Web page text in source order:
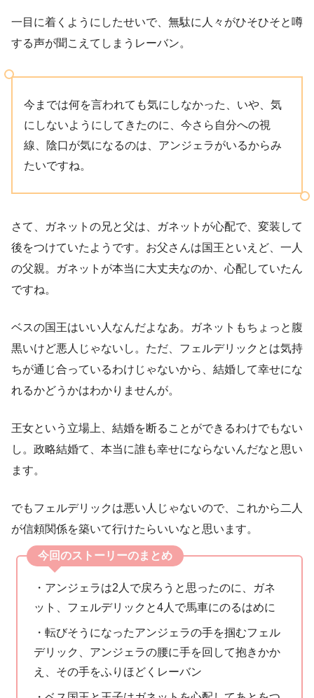
一目に着くようにしたせいで、無駄に人々がひそひそと噂
する声が聞こえてしまうレーバン。
今までは何を言われても気にしなかった、いや、気
にしないようにしてきたのに、今さら自分への視
線、陰口が気になるのは、アンジェラがいるからみ
たいですね。
さて、ガネットの兄と父は、ガネットが心配で、変装して
後をつけていたようです。お父さんは国王といえど、一人
の父親。ガネットが本当に大丈夫なのか、心配していたん
ですね。
ベスの国王はいい人なんだよなあ。ガネットもちょっと腹
黒いけど悪人じゃないし。ただ、フェルデリックとは気持
ちが通じ合っているわけじゃないから、結婚して幸せにな
れるかどうかはわかりませんが。
王女という立場上、結婚を断ることができるわけでもない
し。政略結婚て、本当に誰も幸せにならないんだなと思い
ます。
でもフェルデリックは悪い人じゃないので、これから二人
が信頼関係を築いて行けたらいいなと思います。
今回のストーリーのまとめ
・アンジェラは2人で戻ろうと思ったのに、ガネ
ット、フェルデリックと4人で馬車にのるはめに
・転びそうになったアンジェラの手を掴むフェル
デリック、アンジェラの腰に手を回して抱きかか
え、その手をふりほどくレーバン